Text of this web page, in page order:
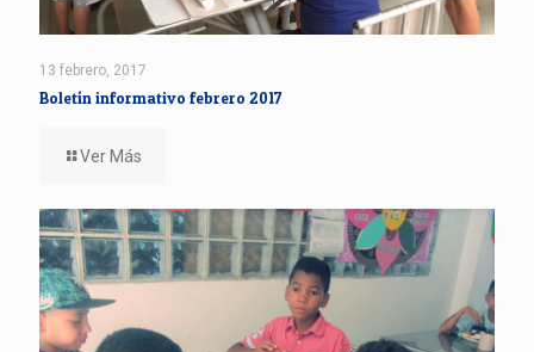
13 febrero, 2017
Boletín informativo febrero 2017
Ver Más